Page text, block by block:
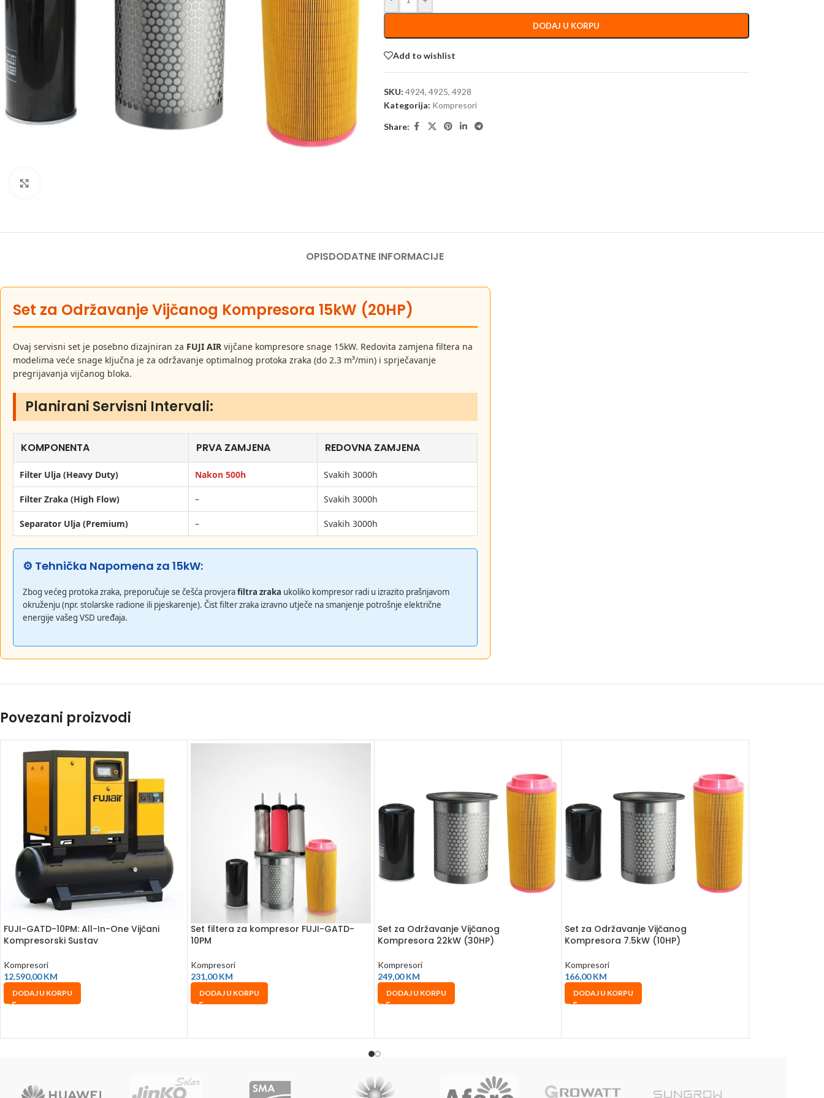
DODAJ U KORPU
Add to wishlist
SKU: 4924, 4925, 4928
Kategorija: Kompresori
Share:
OPISDODATNE INFORMACIJE
Set za Održavanje Vijčanog Kompresora 15kW (20HP)
Ovaj servisni set je posebno dizajniran za FUJI AIR vijčane kompresore snage 15kW. Redovita zamjena filtera na
modelima veće snage ključna je za održavanje optimalnog protoka zraka (do 2.3 m³/min) i sprječavanje
pregrijavanja vijčanog bloka.
Planirani Servisni Intervali:
KOMPONENTA PRVA ZAMJENA REDOVNA ZAMJENA
Filter Ulja (Heavy Duty) Nakon 500h Svakih 3000h
Filter Zraka (High Flow) – Svakih 3000h
Separator Ulja (Premium) – Svakih 3000h
⚙️ Tehnička Napomena za 15kW:
Zbog većeg protoka zraka, preporučuje se češća provjerafiltra zraka ukoliko kompresor radi u izrazito prašnjavom
okruženju (npr. stolarske radione ili pjeskarenje). Čist filter zraka izravno utječe na smanjenje potrošnje električne
energije vašeg VSD uređaja.
Povezani proizvodi
FUJI-GATD-10PM: All-In-One Vijčani
Kompresorski Sustav
Kompresori
12.590,00KM
DODAJ U KORPU
Set filtera za kompresor FUJI-GATD-
10PM
Kompresori
231,00KM
DODAJ U KORPU
Set za Održavanje Vijčanog
Kompresora 22kW (30HP)
Kompresori
249,00KM
DODAJ U KORPU
Set za Održavanje Vijčanog
Kompresora 7.5kW (10HP)
Kompresori
166,00KM
DODAJ U KORPU